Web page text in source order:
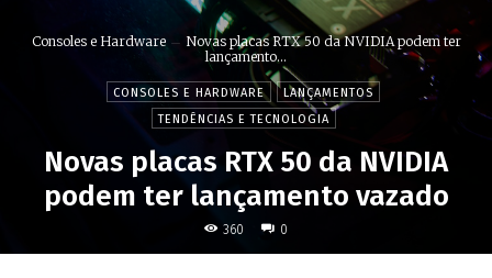
Consoles e Hardware
Novas placas RTX 50 da NVIDIA podem ter
lançamento...
CONSOLES E HARDWARE
LANÇAMENTOS
TENDÊNCIAS E TECNOLOGIA
Novas placas RTX 50 da NVIDIA
podem ter lançamento vazado
360 0